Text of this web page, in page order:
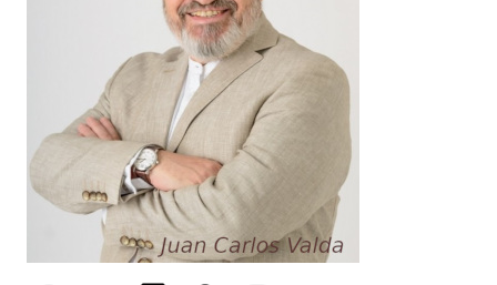
Guarda mi nombre, correo electrónico y web en
este navegador para la próxima vez que
comente.
Este sitio esta protegido por
reCAPTCHA y laPolítica de
privacidady losTérminos del servicio
de Google se aplican.